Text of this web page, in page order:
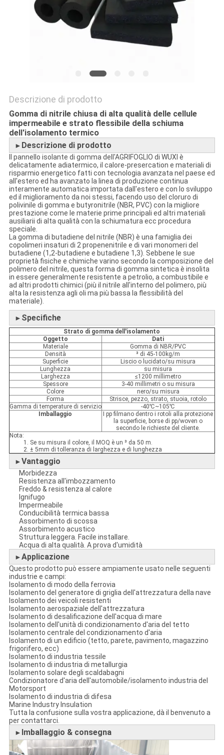
Descrizione di prodotto
Gomma di nitrile chiusa di alta qualità delle cellule
impermeabile e strato flessibile della schiuma
dell'isolamento termico
► Descrizione di prodotto
Il pannello isolante di gomma dell'AGRIFOGLIO di WUXI è
delicatamente adiatermico, il calore-presercation e materiali di
risparmio energetico fatti con tecnologia avanzata nel paese ed
all'estero ed ha avanzato la linea di produzione continua
interamente automatica importata dall'estero e con lo sviluppo
ed il miglioramento da noi stessi, facendo uso del cloruro di
polivinile di gomma e butyronitrile (NBR, PVC) con la migliore
prestazione come le materie prime principali ed altri materiali
ausiliarii di alta qualità con la schiumatura ecc procedura
speciale.
La gomma di butadiene del nitrile (NBR) è una famiglia dei
copolimeri insaturi di 2 propenenitrile e di vari monomeri del
butadiene (1,2-butadiene e butadiene 1,3). Sebbene le sue
proprietà fisiche e chimiche varino secondo la composizione del
polimero del nitrile, questa forma di gomma sintetica è insolita
in essere generalmente resistente a petrolio, a combustibile e
ad altri prodotti chimici (più il nitrile all'interno del polimero, più
alta la resistenza agli oli ma più bassa la flessibilità del
materiale).
► Specifiche
Strato di gomma dell'isolamento
Oggetto
Dati
Materiale
Gomma di NBR/PVC
Densità
³ di 45-100kg/m
Superficie
Liscio o lucidato/su misura
Lunghezza
su misura
Larghezza
≤1200 millimetro
Spessore
3-40 millimetri o su misura
Colore
nero/su misura
Forma
Strisce, pezzo, strato, stuoia, rotolo
Gamma di temperature di servizio
-40℃~105℃
Imballaggio
I pp filmano dentro i rotoli alla protezione
la superficie, borse di pp/woven o
secondo le richieste del cliente.
Nota:
1. Se su misura il colore, il MOQ è un ³ da 50 m.
2. ± 5mm di tolleranza di larghezza e di lunghezza
►Vantaggio
Morbidezza
Resistenza all'imbozzamento
Freddo & resistenza al calore
Ignifugo
Impermeabile
Conducibilità termica bassa
Assorbimento di scossa
Assorbimento acustico
Struttura leggera. Facile installare.
Acqua di alta qualità. A prova d'umidità
►Applicazione
Questo prodotto può essere ampiamente usato nelle seguenti
industrie e campi:
Isolamento di modo della ferrovia
Isolamento del generatore di griglia dell'attrezzatura della nave
Isolamento dei veicoli resistenti
Isolamento aerospaziale dell'attrezzatura
Isolamento di desalificazione dell'acqua di mare
Isolamento dell'unità di condizionamento d'aria del tetto
Isolamento centrale del condizionamento d'aria
Isolamento di un edificio (tetto, parete, pavimento, magazzino
frigorifero, ecc)
Isolamento di industria tessile
Isolamento di industria di metallurgia
Isolamento solare degli scaldabagni
Condizionatore d'aria dell'automobile/isolamento industria del
Motorsport
Isolamento di industria di difesa
Marine Industry Insulation
Tutta la confusione sulla vostra applicazione, dà il benvenuto a
per contattarci.
► Imballaggio & consegna